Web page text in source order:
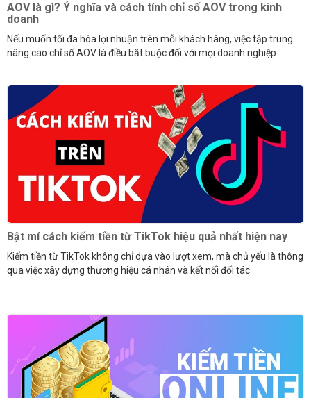
AOV là gì? Ý nghĩa và cách tính chỉ số AOV trong kinh
doanh
Nếu muốn tối đa hóa lợi nhuận trên mỗi khách hàng, việc tập trung
nâng cao chỉ số AOV là điều bắt buộc đối với mọi doanh nghiệp.
Bật mí cách kiếm tiền từ TikTok hiệu quả nhất hiện nay
Kiếm tiền từ TikTok không chỉ dựa vào lượt xem, mà chủ yếu là thông
qua việc xây dựng thương hiệu cá nhân và kết nối đối tác.